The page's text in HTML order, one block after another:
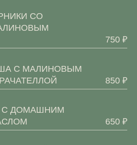
СО
750 ₽
С МАЛИНОВЫМ
850 ₽
С ДОМАШНИМ
650 ₽